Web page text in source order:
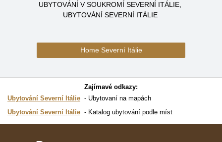
UBYTOVÁNÍ V SOUKROMÍ SEVERNÍ ITÁLIE
UBYTOVÁNÍ SEVERNÍ ITÁLIE
Home Severní Itálie
Zajímavé odkazy:
Ubytování Severní Itálie
Ubytovaní na mapách
Ubytování Severní Itálie
Katalog ubytování podle míst